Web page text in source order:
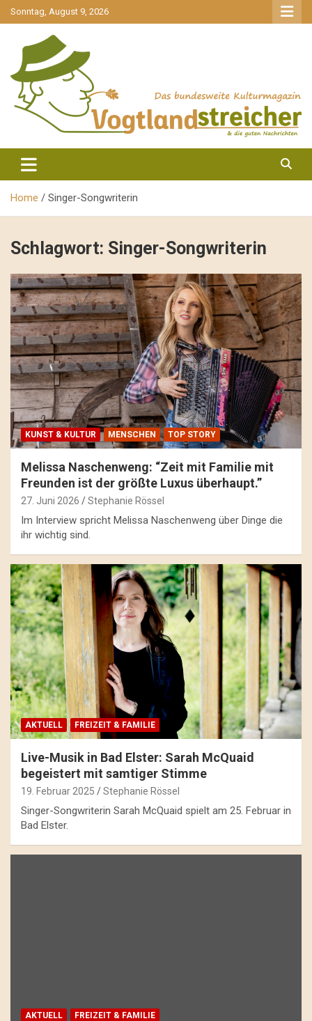
gehe
zum
Sonntag, August 9, 2026
Vogtlandstreicher
Home Singer-Songwriterin
Schlagwort: Singer-Songwriterin
KUNST & KULTUR MENSCHEN TOP STORY
Melissa Naschenweng: “Zeit mit Familie mit
Freunden ist der größte Luxus überhaupt.”
27. Juni 2026 Stephanie Rössel
Im Interview spricht Melissa Naschenweng über Dinge die
ihr wichtig sind.
AKTUELL FREIZEIT & FAMILIE
Live-Musik in Bad Elster: Sarah McQuaid
begeistert mit samtiger Stimme
19. Februar 2025 Stephanie Rössel
Singer-Songwriterin Sarah McQuaid spielt am 25. Februar in
Bad Elster.
AKTUELL FREIZEIT & FAMILIE